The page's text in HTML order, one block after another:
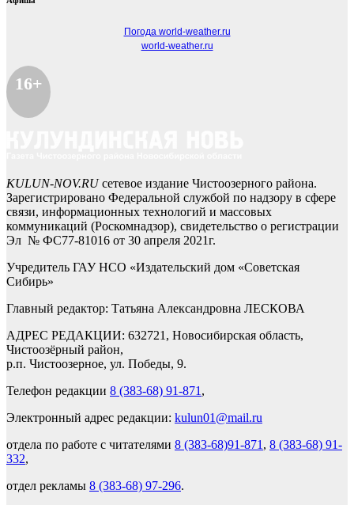
Погода world-weather.ru
world-weather.ru
16+
KULUN-NOV.RUсетевое издание Чистоозерного района.
Зарегистрировано Федеральной службой по надзору в сфере
связи, информационных технологий и массовых
коммуникаций (Роскомнадзор), свидетельство о регистрации
Эл № ФС77-81016 от 30 апреля 2021г.
Учредитель ГАУ НСО «Издательский дом «Советская
Сибирь»
Главный редактор: Татьяна Александровна ЛЕСКОВА
АДРЕС РЕДАКЦИИ: 632721, Новосибирская область,
Чистоозёрный район,
р.п. Чистоозерное, ул. Победы, 9.
Телефон редакции 8 (383-68) 91-871 ,
Электронный адрес редакции: kulun01@mail.ru
отдела по работе с читателями 8 (383-68)91-871 , 8 (383-68) 91-
332,
отдел рекламы 8 (383-68) 97-296.